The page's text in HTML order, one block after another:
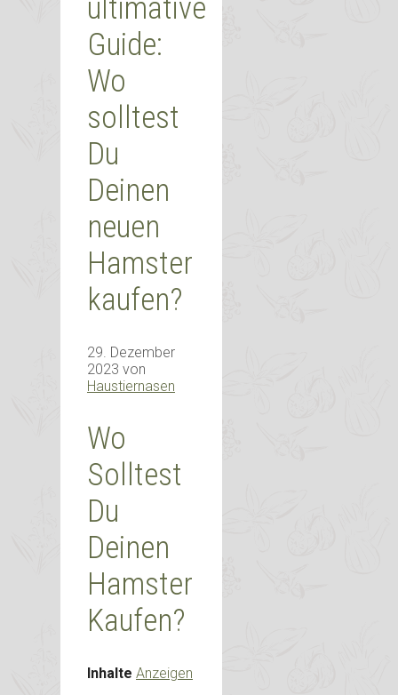
ultimative
Guide:
Wo
solltest
Du
Deinen
neuen
Hamster
kaufen?
29. Dezember
2023 von
Haustiernasen
Wo
Solltest
Du
Deinen
Hamster
Kaufen?
Inhalte Anzeigen